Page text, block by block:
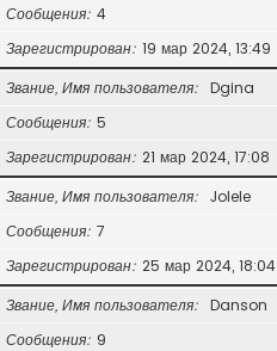
Сообщения 4
Зарегистрирован 19 мар 2024, 13:49
Звание, Имя пользователя
Dgina
Сообщения 5
Зарегистрирован 21 мар 2024, 17:08
Звание, Имя пользователя
Jolele
Сообщения 7
Зарегистрирован 25 мар 2024, 18:04
Звание, Имя пользователя
Danson
Сообщения 9